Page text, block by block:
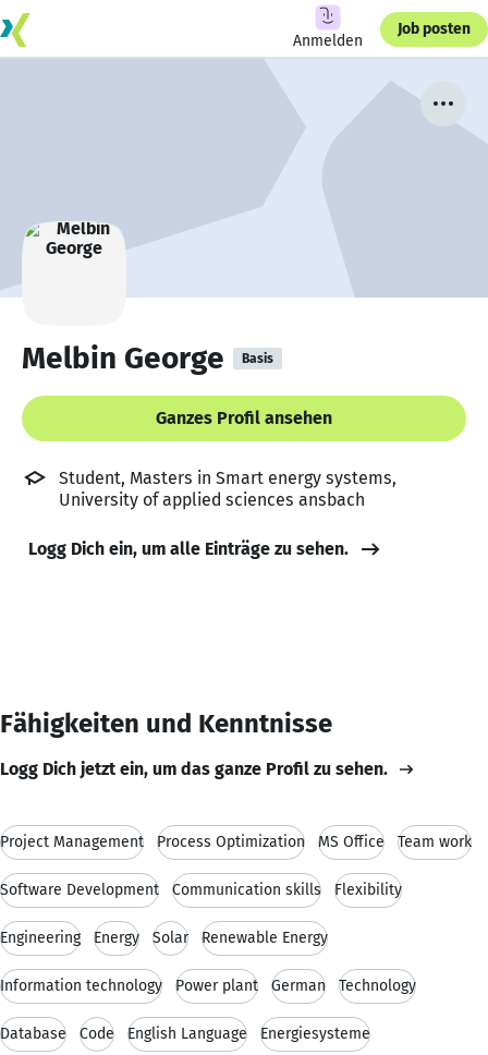
Anmelden
Job posten
Melbin George Basis
Ganzes Profil ansehen
Student, Masters in Smart energy systems,
University of applied sciences ansbach
Logg Dich ein, um alle Einträge zu sehen.
Fähigkeiten und Kenntnisse
Logg Dich jetzt ein, um das ganze Profil zu sehen.
Project Management Process Optimization MS Office Team work
Software Development Communication skills Flexibility
Engineering Energy Solar Renewable Energy
Information technology Power plant German Technology
Database Code English Language Energiesysteme